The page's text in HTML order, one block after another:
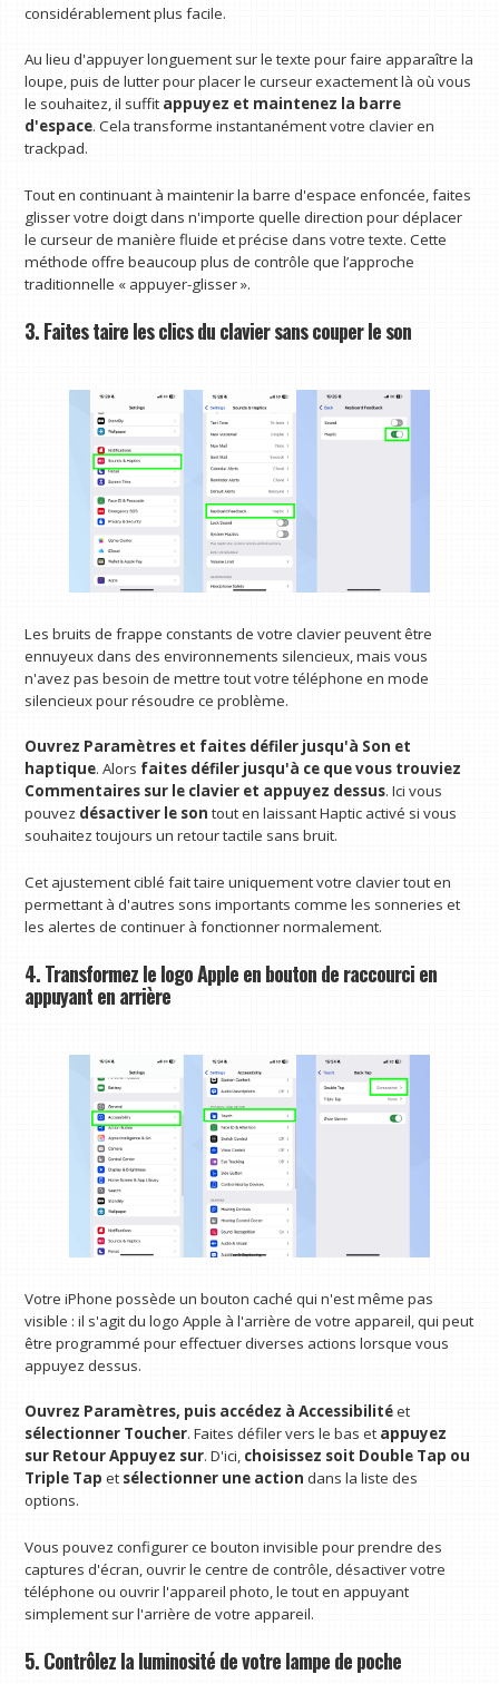
considérablement plus facile.
Au lieu d'appuyer longuement sur le texte pour faire apparaître la
loupe, puis de lutter pour placer le curseur exactement là où vous
le souhaitez, il suffit appuyez et maintenez la barre
d'espace. Cela transforme instantanément votre clavier en
trackpad.
Tout en continuant à maintenir la barre d'espace enfoncée, faites
glisser votre doigt dans n'importe quelle direction pour déplacer
le curseur de manière fluide et précise dans votre texte. Cette
méthode offre beaucoup plus de contrôle que l’approche
traditionnelle « appuyer-glisser ».
3. Faites taire les clics du clavier sans couper le son
Les bruits de frappe constants de votre clavier peuvent être
ennuyeux dans des environnements silencieux, mais vous
n'avez pas besoin de mettre tout votre téléphone en mode
silencieux pour résoudre ce problème.
Ouvrez Paramètres et faites défiler jusqu'à Son et
haptique. Alors faites défiler jusqu'à ce que vous trouviez
Commentaires sur le clavier et appuyez dessus. Ici vous
pouvez désactiver le son tout en laissant Haptic activé si vous
souhaitez toujours un retour tactile sans bruit.
Cet ajustement ciblé fait taire uniquement votre clavier tout en
permettant à d'autres sons importants comme les sonneries et
les alertes de continuer à fonctionner normalement.
4. Transformez le logo Apple en bouton de raccourci en
appuyant en arrière
Votre iPhone possède un bouton caché qui n'est même pas
visible : il s'agit du logo Apple à l'arrière de votre appareil, qui peut
être programmé pour effectuer diverses actions lorsque vous
appuyez dessus.
Ouvrez Paramètres, puis accédez à Accessibilitéet
sélectionner Toucher. Faites défiler vers le bas et appuyez
sur Retour Appuyez sur. D'ici, choisissez soit Double Tap ou
Triple Tapet sélectionner une actiondans la liste des
options.
Vous pouvez configurer ce bouton invisible pour prendre des
captures d'écran, ouvrir le centre de contrôle, désactiver votre
téléphone ou ouvrir l'appareil photo, le tout en appuyant
simplement sur l'arrière de votre appareil.
5. Contrôlez la luminosité de votre lampe de poche